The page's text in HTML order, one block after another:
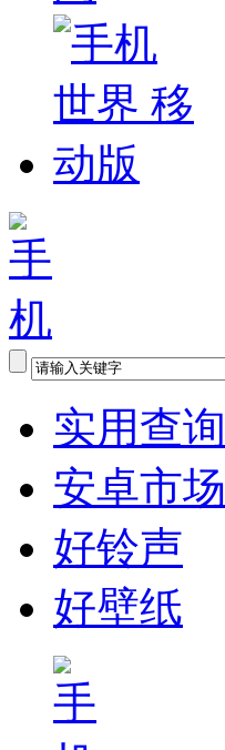
实用查询
安卓市场
好铃声
好壁纸